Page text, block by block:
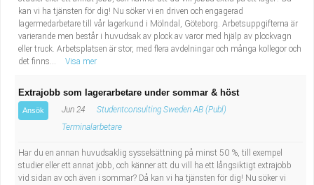
kan vi ha tjänsten för dig! Nu söker vi en driven och engagerad
lagermedarbetare till vår lagerkund i Mölndal, Göteborg. Arbetsuppgifterna är
varierande men består i huvudsak av plock av varor med hjälp av plockvagn
eller truck. Arbetsplatsen är stor, med flera avdelningar och många kollegor och
det finns...
Visa mer
Extrajobb som lagerarbetare under sommar & höst
Ansök Jun 24
Studentconsulting Sweden AB (Publ)
Terminalarbetare
Har du en annan huvudsaklig sysselsättning på minst 50 %, till exempel
studier eller ett annat jobb, och känner att du vill ha ett långsiktigt extrajobb
vid sidan av och även i sommar? Då kan vi ha tjänsten för dig! Nu söker vi